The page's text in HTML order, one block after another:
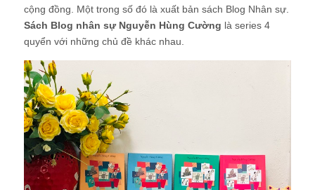
cộng đồng. Một trong số đó là xuất bản sách Blog Nhân sự.
Sách Blog nhân sự Nguyễn Hùng Cường là series 4
quyển với những chủ đề khác nhau.